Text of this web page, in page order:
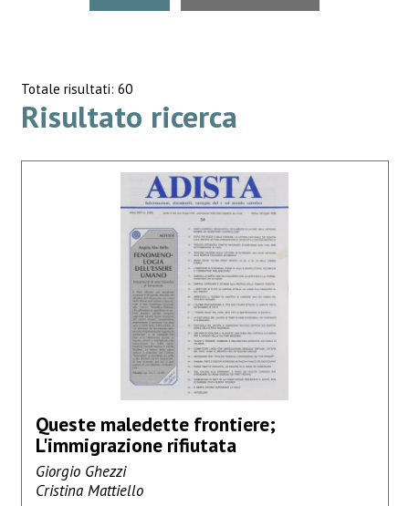
Totale risultati: 60
Risultato ricerca
Queste maledette frontiere;
L'immigrazione rifiutata
Giorgio Ghezzi
Cristina Mattiello